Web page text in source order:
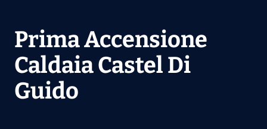
Prima Accensione
Caldaia Castel Di
Guido